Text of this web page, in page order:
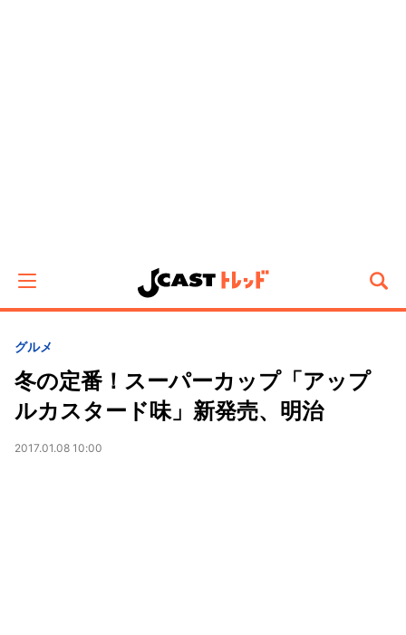
グルメ
冬の定番！スーパーカップ「アップ
ルカスタード味」新発売、明治
2017.01.08 10:00